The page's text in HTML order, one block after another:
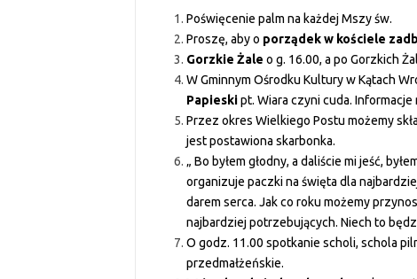
Poświęcenie palm na każdej Mszy św.
Proszę, aby o porządek w kościele
Gorzkie Żale o g. 16.00, a po Gorzkich
W Gminnym Ośrodku Kultury w Kątach
Papieskipt. Wiara czyni cuda. Informacje
Przez okres Wielkiego Postu możemy
jest postawiona skarbonka.
„ Bo byłem głodny, a daliście mi jeść,
organizuje paczki na święta dla
darem serca. Jak co roku możemy
najbardziej potrzebujących. Niech to
O godz. 11.00 spotkanie scholi, schola
przedmałżeńskie.